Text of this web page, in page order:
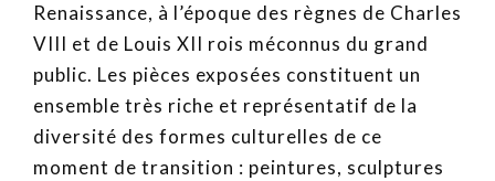
Renaissance, à l’époque des règnes de Charles
VIII et de Louis XII rois méconnus du grand
public. Les pièces exposées constituent un
ensemble très riche et représentatif de la
diversité des formes culturelles de ce
moment de transition : peintures, sculptures